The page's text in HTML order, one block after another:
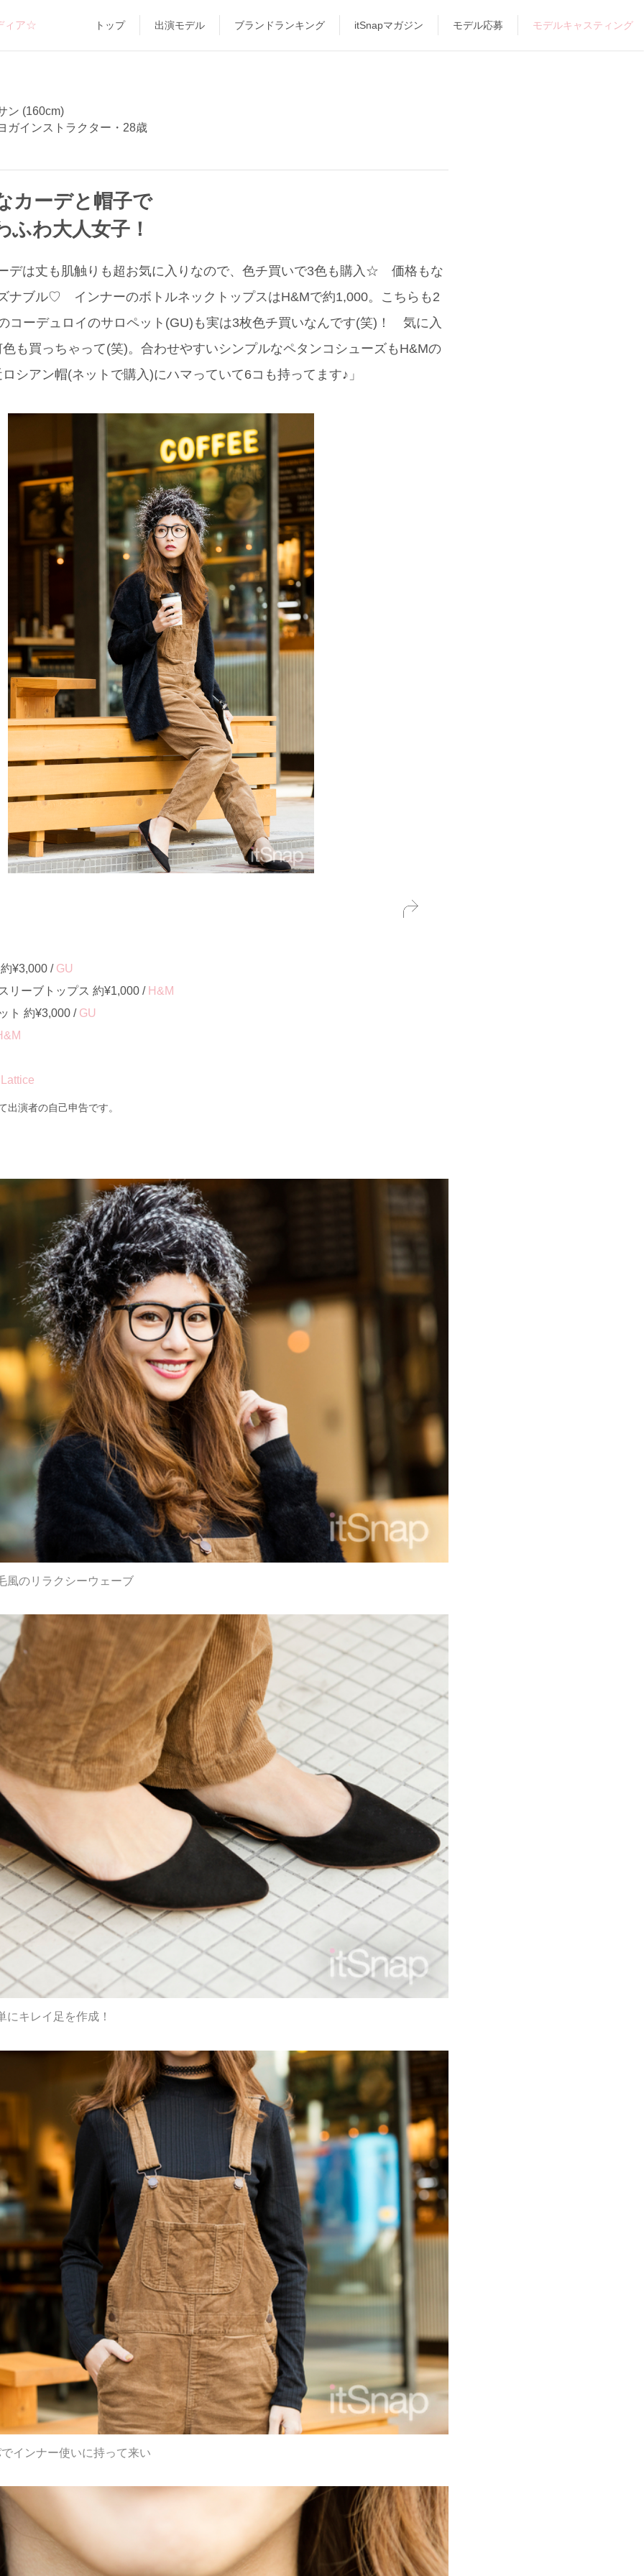
ィア☆ トップ 出演モデル ブランドランキング itSnapマガジン モデル応募 モデルキャスティング
ン (160cm)
ガインストラクター・28歳
カーデと帽子で
ふわ大人女子！
デは丈も肌触りも超お気に入りなので、色チ買いで3色も購入☆ 価格もな
ナブル♡ インナーのボトルネックトップスはH&Mで約1,000。こちらも2
ーデュロイのサロペット(GU)も実は3枚色チ買いなんです(笑)！ 気に入
も買っちゃって(笑)。合わせやすいシンプルなペタンコシューズもH&Mの
シアン帽(ネットで購入)にハマっていて6コも持ってます♪」
¥3,000 / GU
リーブトップス 約¥1,000 / H&M
ト 約¥3,000 / GU
Lattice
演者の自己申告です。
風のリラクシーウェーブ
にキレイ足を作成！
インナー使いに持って来い